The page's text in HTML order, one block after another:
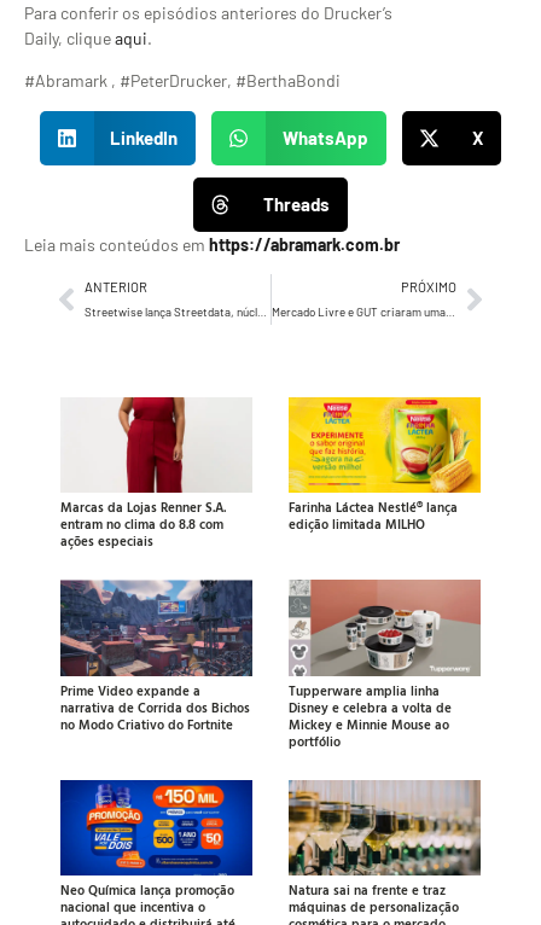
Para conferir os episódios anteriores do Drucker’s
Daily, cliqueaqui.
#Abramark , #PeterDrucker, #BerthaBondi
LinkedIn WhatsApp X
Threads
Leia mais conteúdos em https://abramark.com.br
ANTERIOR PRÓXIMO
Mercado Livre e GUT criaram uma campanha para conectar entes queridos
Marcas da Lojas Renner S.A.
entram no clima do 8.8 com
ações especiais
Farinha Láctea Nestlé® lança
edição limitada MILHO
Prime Video expande a
narrativa de Corrida dos Bichos
no Modo Criativo do Fortnite
Tupperware amplia linha
Disney e celebra a volta de
Mickey e Minnie Mouse ao
portfólio
Neo Química lança promoção
nacional que incentiva o
Natura sai na frente e traz
máquinas de personalização